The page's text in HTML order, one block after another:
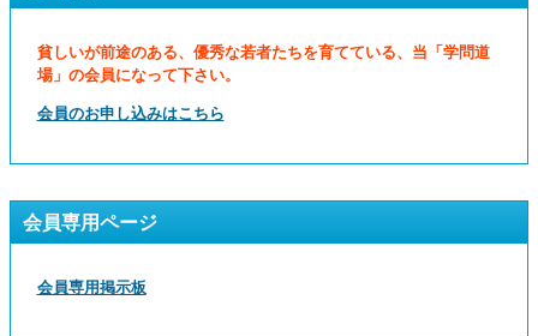
貧しいが前途のある、優秀な若者たちを育てている、当「学問道
場」の会員になって下さい。
会員のお申し込みはこちら
会員専用ページ
会員専用掲示板